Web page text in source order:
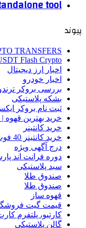
tool?
پیوند
TRANSFERS
Flash Crypto
اخبار ارز دیجیتال
اخبار خودرو
بررسی بروکر
بشکه پلاستیکی
ثبت نام بروکر
خرید بهترین قهوه
خرید کانتینر
خرید کانتینر 40 فوت
درج آگهی ویژه
دوره فرانت اند
سبد پلاستیکی
صندوق طلا
صندوق طلا
قهوه ساز
قیمت گیت
کارتیو، پلتفرم
گالن پلاستیکی